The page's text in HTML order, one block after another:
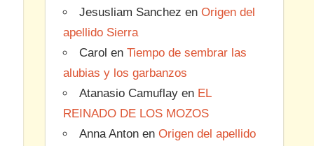
Jesusliam Sanchez enOrigen del
apellido Sierra
Carol enTiempo de sembrar las
alubias y los garbanzos
Atanasio Camuflay en EL
REINADO DE LOS MOZOS
Anna Anton enOrigen del apellido